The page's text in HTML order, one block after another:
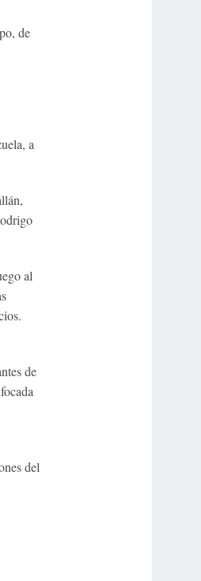
de
a
al
de
del